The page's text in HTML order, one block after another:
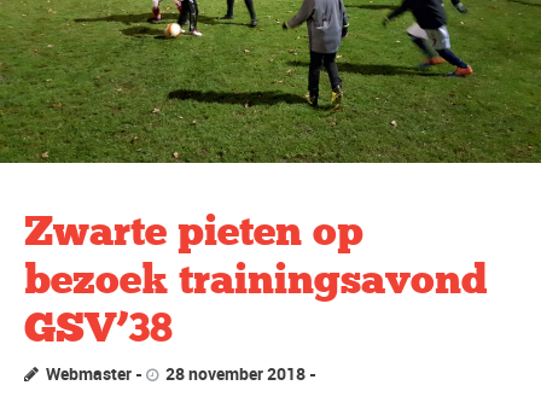
Zwarte pieten op
bezoek trainingsavond
GSV’38
Webmaster 28 november 2018